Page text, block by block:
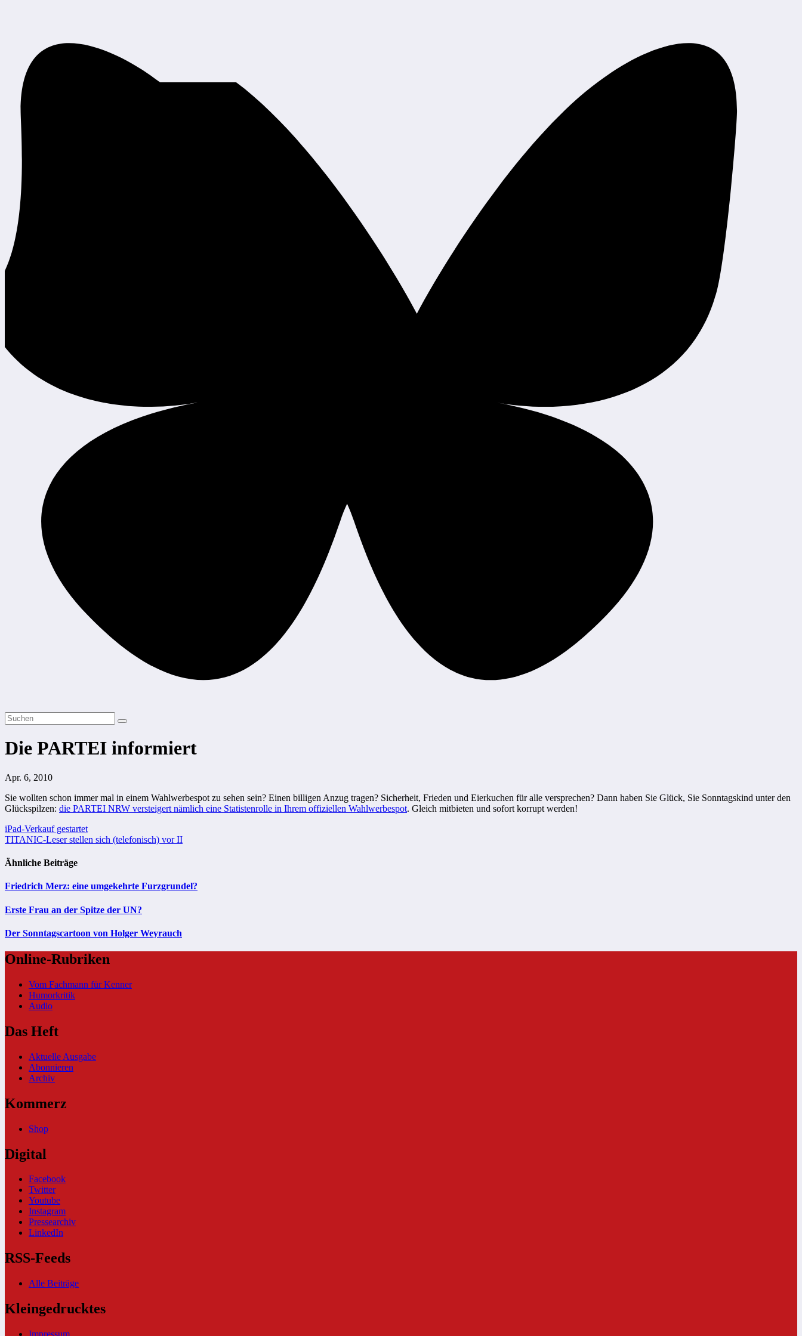
Die PARTEI informiert
Apr. 6, 2010
Sie wollten schon immer mal in einem Wahlwerbespot zu sehen sein? Einen billigen Anzug tragen? Sicherheit, Frieden und Eierkuchen für alle versprechen? Dann haben Sie Glück, Sie Sonntagskind unter den
Glückspilzen: die PARTEI NRW versteigert nämlich eine Statistenrolle in Ihrem offiziellen Wahlwerbespot. Gleich mitbieten und sofort korrupt werden!
Beitragsnavigation
iPad-Verkauf gestartet
TITANIC-Leser stellen sich (telefonisch) vor II
Ähnliche Beiträge
Friedrich Merz: eine umgekehrte Furzgrundel?
Erste Frau an der Spitze der UN?
Der Sonntagscartoon von Holger Weyrauch
Online-Rubriken
Vom Fachmann für Kenner
Humorkritik
Audio
Das Heft
Aktuelle Ausgabe
Abonnieren
Archiv
Kommerz
Shop
Digital
Facebook
Twitter
Youtube
Instagram
Pressearchiv
LinkedIn
RSS-Feeds
Alle Beiträge
Kleingedrucktes
Impressum